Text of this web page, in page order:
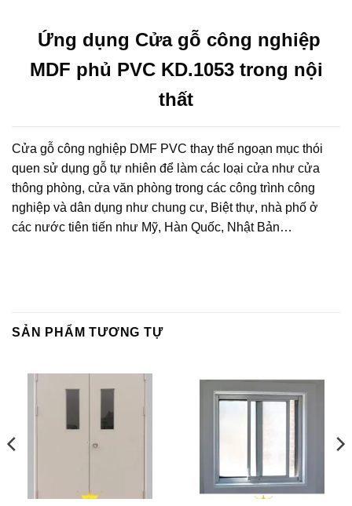
Ứng dụng Cửa gỗ công nghiệp
MDF phủ PVC KD.1053 trong nội
thất
Cửa gỗ công nghiệp DMF PVC thay thế ngoạn mục thói
quen sử dụng gỗ tự nhiên để làm các loại cửa như cửa
thông phòng, cửa văn phòng trong các công trình công
nghiệp và dân dụng như chung cư, Biệt thự, nhà phố ở
các nước tiên tiến như Mỹ, Hàn Quốc, Nhật Bản…
SẢN PHẨM TƯƠNG TỰ